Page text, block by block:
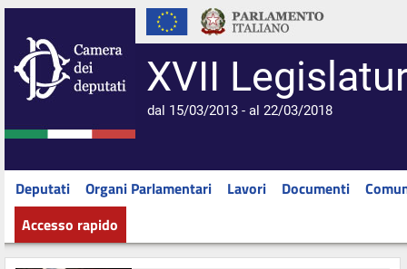
XVII
dal 15/03/2013 - al 22/03/2018
Deputati Organi Parlamentari Lavori Documenti
Accesso rapido